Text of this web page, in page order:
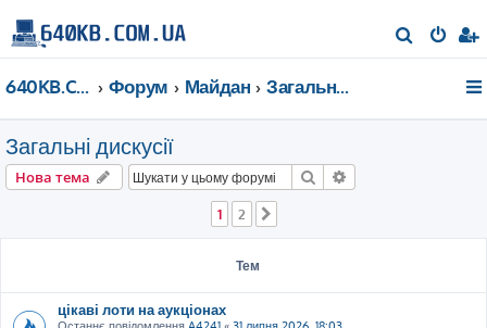
о
640KB.COM.UA Форум Майдан Загальні дискусії
Загальні дискусії
Нова тема Пошук
1 2
Тем
цікаві лоти на аукціонах